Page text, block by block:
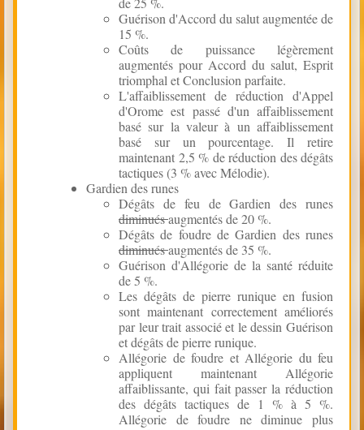
Guérison d'Accord du salut augmentée de
15 %.
Coûts de puissance légèrement
augmentés pour Accord du salut, Esprit
triomphal et Conclusion parfaite.
L'affaiblissement de réduction d'Appel
d'Orome est passé d'un affaiblissement
basé sur la valeur à un affaiblissement
basé sur un pourcentage. Il retire
maintenant 2,5 % de réduction des dégâts
tactiques (3 % avec Mélodie).
Gardien des runes
Dégâts de feu de Gardien des runes
diminuésaugmentés de 20 %.
Dégâts de foudre de Gardien des runes
diminuésaugmentés de 35 %.
Guérison d'Allégorie de la santé réduite
de 5 %.
Les dégâts de pierre runique en fusion
sont maintenant correctement améliorés
par leur trait associé et le dessin Guérison
et dégâts de pierre runique.
Allégorie de foudre et Allégorie du feu
appliquent maintenant Allégorie
affaiblissante, qui fait passer la réduction
des dégâts tactiques de 1 % à 5 %.
Allégorie de foudre ne diminue plus